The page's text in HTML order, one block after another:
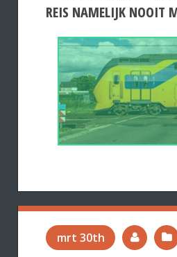
REIS NAMELIJK NOOIT
mrt 30th